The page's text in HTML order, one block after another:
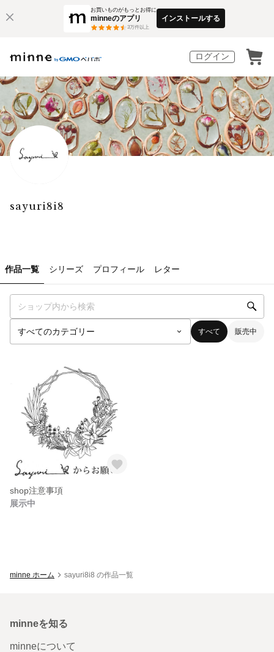
お買いものがもっとお得に
minneのアプリ
3万件以上
インストールする
ログイン
sayuri8i8
作品一覧 シリーズ プロフィール レター
すべて 販売中
shop注意事項
展示中
minne ホーム sayuri8i8 の作品一覧
minneを知る
minneについて